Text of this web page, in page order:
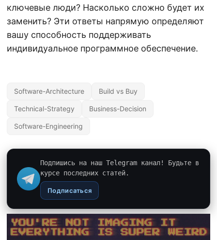
ключевые люди? Насколько сложно будет их
заменить? Эти ответы напрямую определяют
вашу способность поддерживать
индивидуальное программное обеспечение.
Software-Architecture Build vs Buy
Technical-Strategy Business-Decision
Software-Engineering
Подпишись на наш Telegram канал! Будьте в
курсе последних статей.
Подписаться